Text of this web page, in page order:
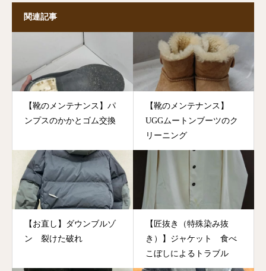
関連記事
【靴のメンテナンス】パ
ンプスのかかとゴム交換
【靴のメンテナンス】
UGGムートンブーツのク
リーニング
【お直し】ダウンブルゾ
ン 裂けた破れ
【匠抜き（特殊染み抜
き）】ジャケット 食べ
こぼしによるトラブル